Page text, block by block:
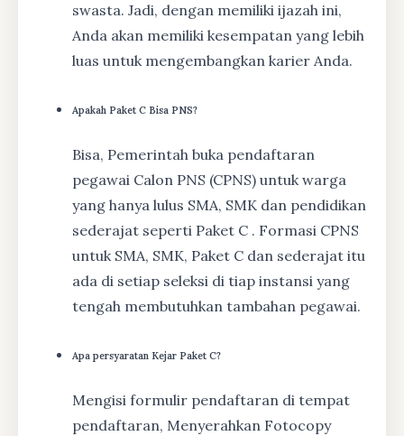
swasta. Jadi, dengan memiliki ijazah ini,
Anda akan memiliki kesempatan yang lebih
luas untuk mengembangkan karier Anda.
Apakah Paket C Bisa PNS?
Bisa, Pemerintah buka pendaftaran
pegawai Calon PNS (CPNS) untuk warga
yang hanya lulus SMA, SMK dan pendidikan
sederajat seperti Paket C . Formasi CPNS
untuk SMA, SMK, Paket C dan sederajat itu
ada di setiap seleksi di tiap instansi yang
tengah membutuhkan tambahan pegawai.
Apa persyaratan Kejar Paket C?
Mengisi formulir pendaftaran di tempat
pendaftaran, Menyerahkan Fotocopy